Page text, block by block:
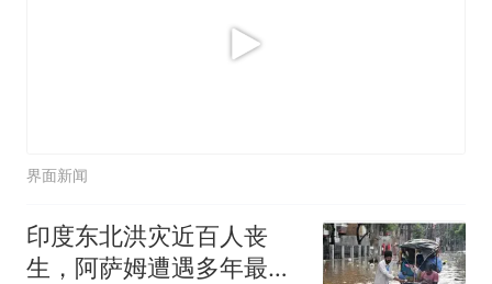
界面新闻
印度东北洪灾近百人丧
生，阿萨姆遭遇多年最严